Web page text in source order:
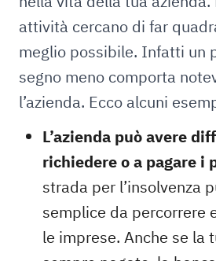
attività cercano di far
meglio possibile. Infatti un
segno meno comporta
l’azienda. Ecco alcuni
L’azienda può avere
richiedere o a pagare i
strada per l’insolvenza
semplice da percorrere
le imprese. Anche se la